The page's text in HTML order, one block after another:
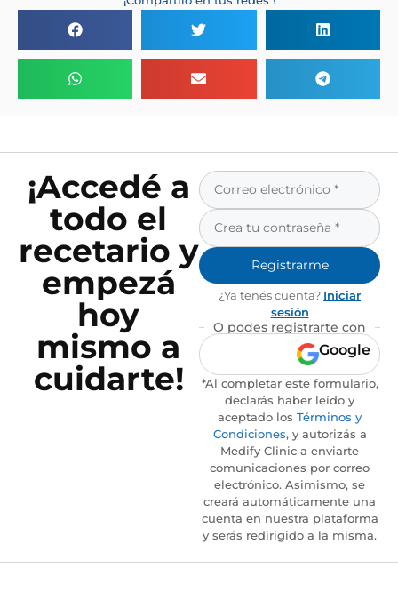
¡Accedé a
todo el
recetario y
empezá
hoy
mismo a
cuidarte!
Registrarme
¿Ya tenés cuenta? Iniciar
sesión
O podes registrarte con
Google
*Al completar este formulario,
declarás haber leído y
aceptado los Términos y
Condiciones, y autorizás a
Medify Clinic a enviarte
comunicaciones por correo
electrónico. Asimismo, se
creará automáticamente una
cuenta en nuestra plataforma
y serás redirigido a la misma.